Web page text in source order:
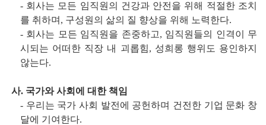
- 회사는 모든 임직원의 건강과 안전을 위해 적절한 조치
를 취하며, 구성원의 삶의 질 향상을 위해 노력한다.
- 회사는 모든 임직원을 존중하고, 임직원들의 인격이 무
시되는 어떠한 직장 내 괴롭힘, 성희롱 행위도 용인하지
않는다.
사. 국가와 사회에 대한 책임
- 우리는 국가 사회 발전에 공헌하며 건전한 기업 문화 창
달에 기여한다.